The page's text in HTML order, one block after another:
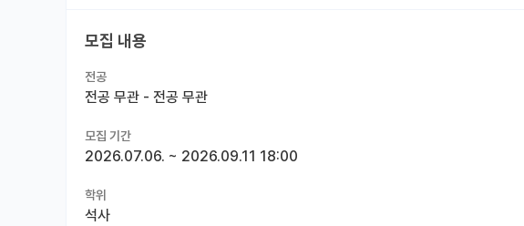
모집 내용
전공
전공 무관 - 전공 무관
모집 기간
2026.07.06. ~ 2026.09.11 18:00
학위
석사